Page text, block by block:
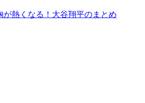
が熱くなる！大谷翔平のまとめ